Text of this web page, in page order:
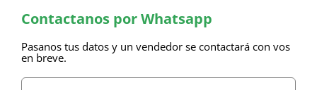
Contactanos por Whatsapp
Pasanos tus datos y un vendedor se contactará con vos
en breve.